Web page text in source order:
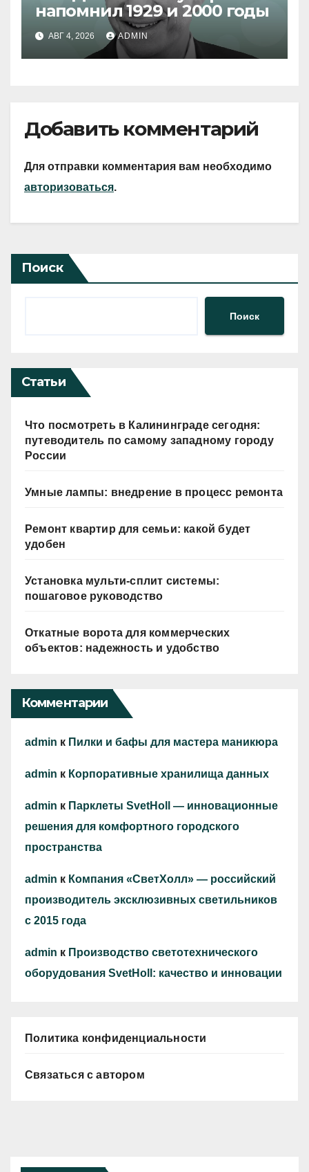
напомнил 1929 и 2000 годы
АВГ 4, 2026 ADMIN
Добавить комментарий
Для отправки комментария вам необходимо
авторизоваться.
Поиск
Поиск
Статьи
Что посмотреть в Калининграде сегодня:
путеводитель по самому западному городу
России
Умные лампы: внедрение в процесс ремонта
Ремонт квартир для семьи: какой будет
удобен
Установка мульти-сплит системы:
пошаговое руководство
Откатные ворота для коммерческих
объектов: надежность и удобство
Комментарии
admin к Пилки и бафы для мастера маникюра
admin к Корпоративные хранилища данных
admin к Парклеты SvetHoll — инновационные
решения для комфортного городского
пространства
admin к Компания «СветХолл» — российский
производитель эксклюзивных светильников
с 2015 года
admin к Производство светотехнического
оборудования SvetHoll: качество и инновации
Политика конфиденциальности
Связаться с автором